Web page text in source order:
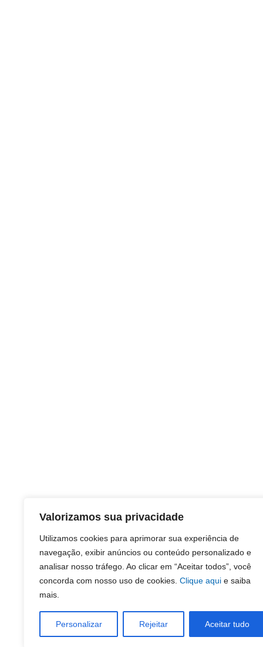
Valorizamos sua privacidade
Utilizamos cookies para aprimorar sua experiência de
navegação, exibir anúncios ou conteúdo personalizado e
analisar nosso tráfego. Ao clicar em “Aceitar todos”, você
concorda com nosso uso de cookies. Clique aqui e saiba
mais.
Personalizar Rejeitar Aceitar tudo